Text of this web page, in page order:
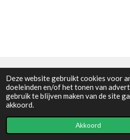
Deze website gebruikt cookies voor
doeleinden en/of het tonen van
gebruik te blijven maken van de site
akkoord.
Akkoord
Algemene voorwaarden
© 2021 - RC en mineralenshop Het